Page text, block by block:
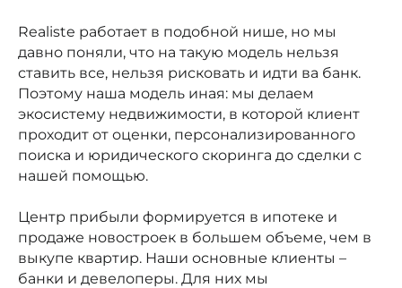
Realiste работает в подобной нише, но мы
давно поняли, что на такую модель нельзя
ставить все, нельзя рисковать и идти ва банк.
Поэтому наша модель иная: мы делаем
экосистему недвижимости, в которой клиент
проходит от оценки, персонализированного
поиска и юридического скоринга до сделки с
нашей помощью.
Центр прибыли формируется в ипотеке и
продаже новостроек в большем объеме, чем в
выкупе квартир. Наши основные клиенты –
банки и девелоперы. Для них мы